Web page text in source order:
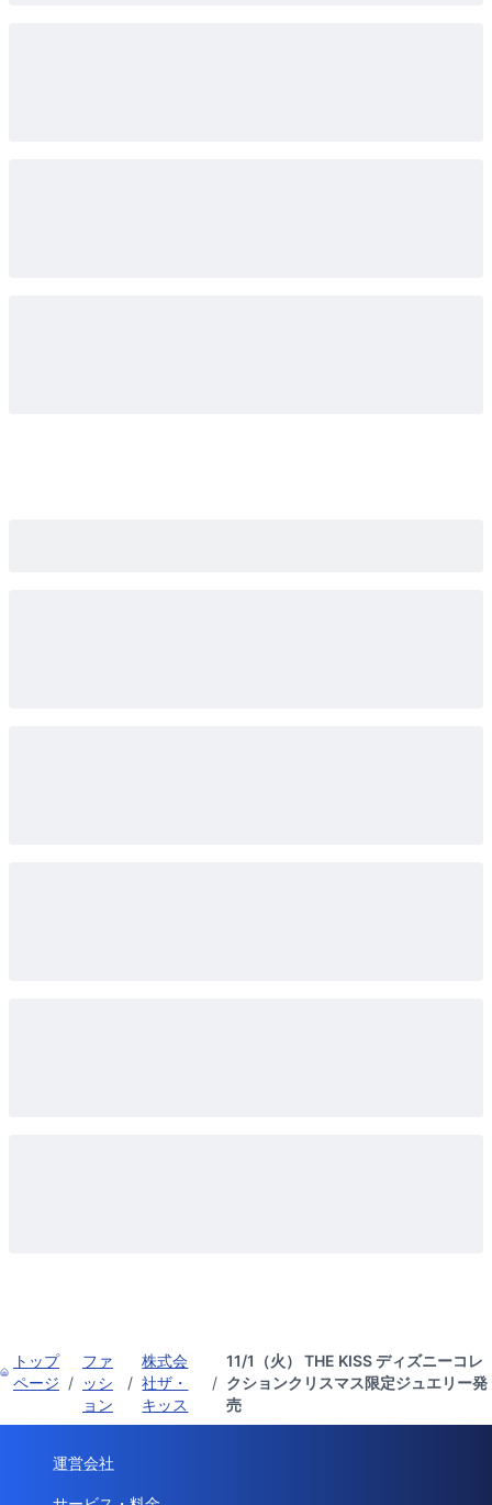
トップ
ページ /
ファ
ッシ
ョン
/
株式会
社ザ・
キッス
/
11/1（火） THE KISS ディズニーコレ
クションクリスマス限定ジュエリー発
売
運営会社